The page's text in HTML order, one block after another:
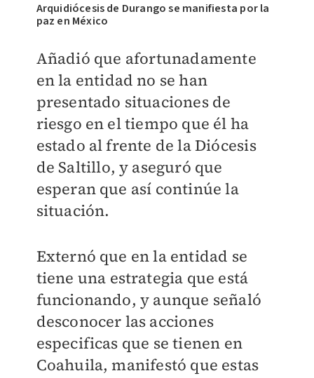
Arquidiócesis de Durango se manifiesta por la
paz en México
​Añadió que afortunadamente
en la entidad no se han
presentado situaciones de
riesgo en el tiempo que él ha
estado al frente de la Diócesis
de Saltillo, y aseguró que
esperan que así continúe la
situación.
Externó que en la entidad se
tiene una estrategia que está
funcionando, y aunque señaló
desconocer las acciones
especificas que se tienen en
Coahuila, manifestó que estas